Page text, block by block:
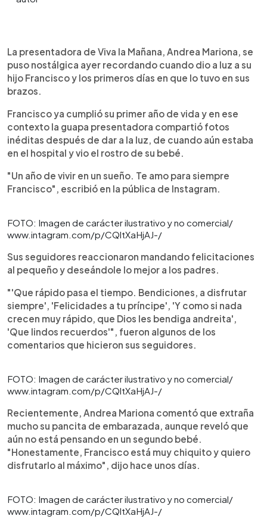
Escuchar artículo
La presentadora de Viva la Mañana, Andrea Mariona, se
puso nostálgica ayer recordando cuando dio a luz a su
hijo Francisco y los primeros días en que lo tuvo en sus
brazos.
Francisco ya cumplió su primer año de vida y en ese
contexto la guapa presentadora compartió fotos
inéditas después de dar a la luz, de cuando aún estaba
en el hospital y vio el rostro de su bebé.
"Un año de vivir en un sueño. Te amo para siempre
Francisco", escribió en la pública de Instagram.
FOTO: Imagen de carácter ilustrativo y no comercial/
www.intagram.com/p/CQltXaHjAJ-/
Sus seguidores reaccionaron mandando felicitaciones
al pequeño y deseándole lo mejor a los padres.
"'Que rápido pasa el tiempo. Bendiciones, a disfrutar
siempre', 'Felicidades a tu príncipe', 'Y como si nada
crecen muy rápido, que Dios les bendiga andreita',
'Que lindos recuerdos'", fueron algunos de los
comentarios que hicieron sus seguidores.
FOTO: Imagen de carácter ilustrativo y no comercial/
www.intagram.com/p/CQltXaHjAJ-/
Recientemente, Andrea Mariona comentó que extraña
mucho su pancita de embarazada, aunque reveló que
aún no está pensando en un segundo bebé.
"Honestamente, Francisco está muy chiquito y quiero
disfrutarlo al máximo", dijo hace unos días.
FOTO: Imagen de carácter ilustrativo y no comercial/
www.intagram.com/p/CQltXaHjAJ-/